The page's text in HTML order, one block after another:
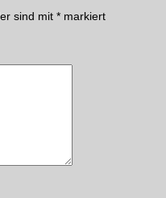
sind mit * markiert